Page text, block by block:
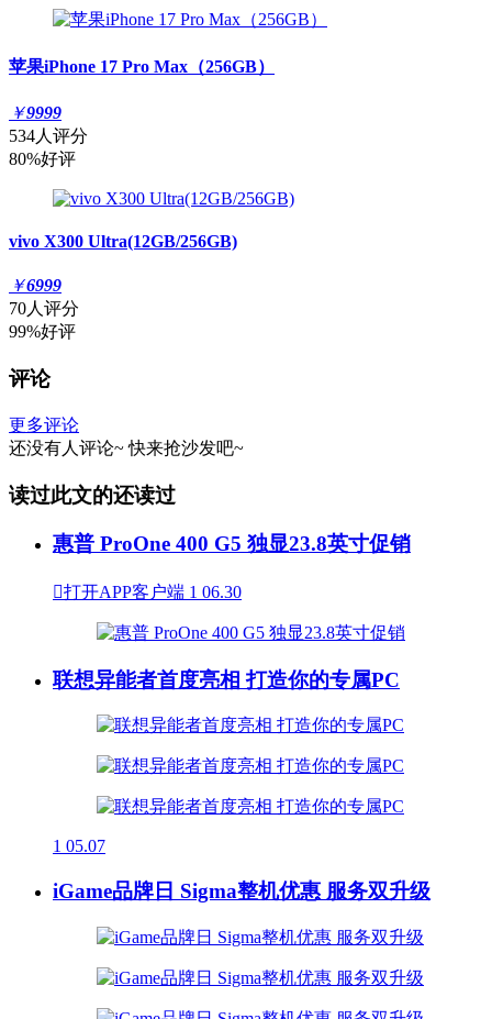
苹果iPhone 17 Pro Max（256GB）
￥9999
534人评分
80%好评
vivo X300 Ultra(12GB/256GB)
￥6999
70人评分
99%好评
评论
更多评论
还没有人评论~ 快来抢沙发吧~
读过此文的还读过
惠普 ProOne 400 G5 独显23.8英寸促销
打开APP客户端 1 06.30
联想异能者首度亮相 打造你的专属PC
1 05.07
iGame品牌日 Sigma整机优惠 服务双升级